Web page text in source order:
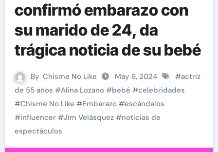
confirmó embarazo con
su marido de 24, da
trágica noticia de su bebé
By Chisme No Like May 6, 2024 #actriz
de 55 años #Alina Lozano#bebé #celebridades
#Chisme No Like #Embarazo#escándalos
#influencer#Jim Velásquez#noticias de
espectáculos